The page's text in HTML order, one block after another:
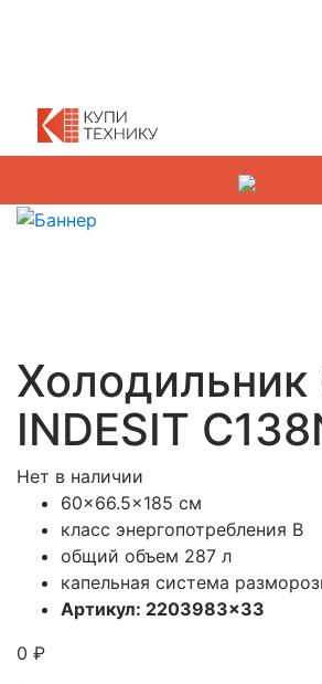
Холодильник
INDESIT
Нет в наличии
60×66.5×185 см
класс энергопотребления B
общий объем 287 л
капельная система
Артикул: 2203983×33
0 ₽